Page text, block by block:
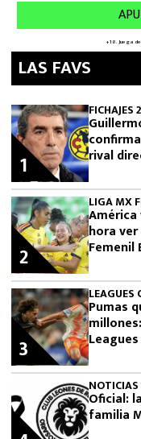
LAS FAVS
FICHAJES
rival
1
LIGA MX
América
hora
Femenil
2
LEAGUES
Pumas
3
NOTICIAS
Oficial:
familia